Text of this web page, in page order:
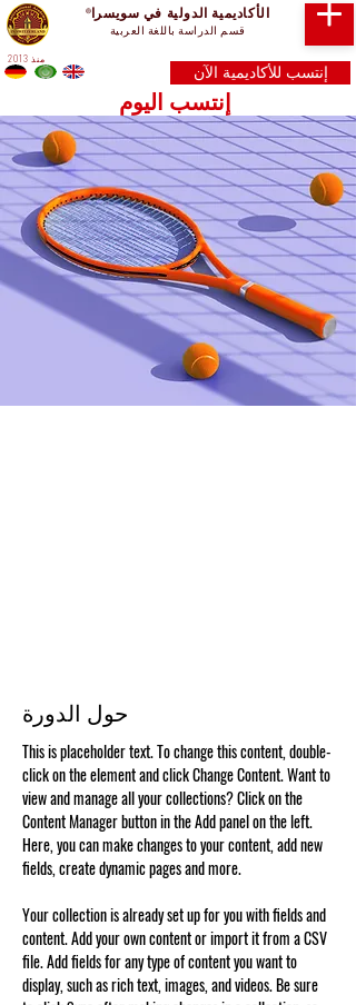
الأكاديمية الدولية في سويسرا®
قسم الدراسة باللغة العربية
إنتسب للأكاديمية الآن
إنتسب اليوم
منذ 2013
حول الدورة
This is placeholder text. To change this content, double-
click on the element and click Change Content. Want to
view and manage all your collections? Click on the
Content Manager button in the Add panel on the left.
Here, you can make changes to your content, add new
fields, create dynamic pages and more.
Your collection is already set up for you with fields and
content. Add your own content or import it from a CSV
file. Add fields for any type of content you want to
display, such as rich text, images, and videos. Be sure